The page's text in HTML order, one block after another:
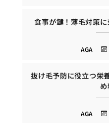
食事が鍵！薄毛対策
AGA
抜け毛予防に役立つ栄
AGA